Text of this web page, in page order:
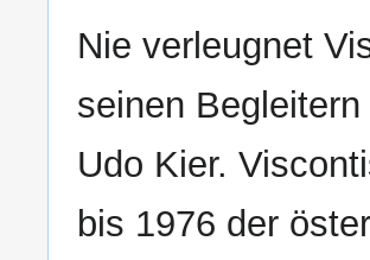
Nie verleugnet
seinen
Udo Kier.
bis 1976 der